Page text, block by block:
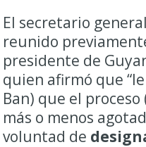
El secretario
reunido
presidente de
quien afirmó que
Ban) que el proceso
más o menos
voluntad de